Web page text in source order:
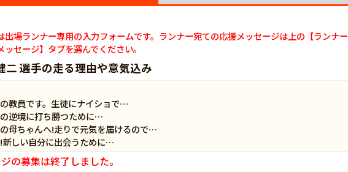
場ランナー専用の入力フォームです。ランナー宛ての応援メッセージは上の【ランナー
ッセージ】タブを選んでください。
選手の走る理由や意気込み
の教員です。生徒にナイショで…
の逆境に打ち勝つために…
の母ちゃんへ!走りで元気を届けるので…
!新しい自分に出会うために…
の募集は終了しました。